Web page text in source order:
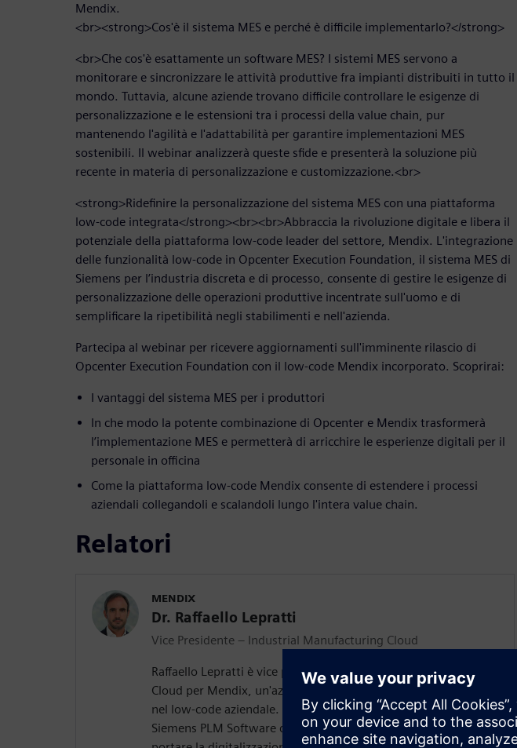
Mendix.
<br><strong>Cos'è il sistema MES e perché è difficile implementarlo?</strong>
<br>Che cos'è esattamente un software MES? I sistemi MES servono a
monitorare e sincronizzare le attività produttive fra impianti distribuiti in tutto il
mondo. Tuttavia, alcune aziende trovano difficile controllare le esigenze di
personalizzazione e le estensioni tra i processi della value chain, pur
mantenendo l'agilità e l'adattabilità per garantire implementazioni MES
sostenibili. Il webinar analizzerà queste sfide e presenterà la soluzione più
recente in materia di personalizzazione e customizzazione.<br>
<strong>Ridefinire la personalizzazione del sistema MES con una piattaforma
low-code integrata</strong><br><br>Abbraccia la rivoluzione digitale e libera il
potenziale della piattaforma low-code leader del settore, Mendix. L'integrazione
delle funzionalità low-code in Opcenter Execution Foundation, il sistema MES di
Siemens per l’industria discreta e di processo, consente di gestire le esigenze di
personalizzazione delle operazioni produttive incentrate sull'uomo e di
semplificare la ripetibilità negli stabilimenti e nell'azienda.
Partecipa al webinar per ricevere aggiornamenti sull'imminente rilascio di
Opcenter Execution Foundation con il low-code Mendix incorporato. Scoprirai:
I vantaggi del sistema MES per i produttori
In che modo la potente combinazione di Opcenter e Mendix trasformerà
l’implementazione MES e permetterà di arricchire le esperienze digitali per il
personale in officina
Come la piattaforma low-code Mendix consente di estendere i processi
aziendali collegandoli e scalandoli lungo l'intera value chain.
Relatori
MENDIX
Dr. Raffaello Lepratti
Vice Presidente – Industrial Manufacturing Cloud
Raffaello Lepratti è vice presidente di Industrial Manufacturing
Cloud per Mendix, un'azienda di Siemens, e leader mondiale
nel low-code aziendale. Il Dr. Lepratti lavora per Siemens AG e
Siemens PLM Software dal 2005 in diversi ruoli, contribuendo a